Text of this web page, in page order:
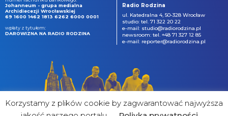
Johanneum - grupa medialna
Archidiecezji Wrocławskiej
69 1600 1462 1813 6262 6000 0001
wpłaty z tytułem:
DAROWIZNA NA RADIO RODZINA
Radio Rodzina
ul. Katedralna 4, 50-328 Wrocław
studio: tel. 71 322 20 22
e-mail: studio@radiorodzina.pl
newsroom: tel. +48 71 327 12 85
e-mail: reporter@radiorodzina.pl
Korzystamy z plików cookie by zagwarantować najwyższa